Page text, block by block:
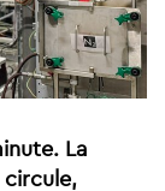
La
circule,